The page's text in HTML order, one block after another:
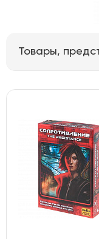
Товары,